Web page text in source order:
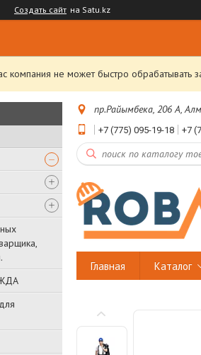
Создать сайт на Satu.kz
компания не может быстро обрабатывать
пр.Райымбека, 206 А,
+7 (775) 095-19-18 +7
Главная Каталог